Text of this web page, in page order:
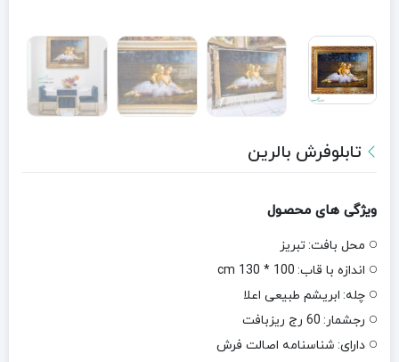
تابلوفرش بالرین
ویژگی های محصول
محل بافت:تبریز
اندازه با قاب: 100 * 130 cm
چله: ابریشم طبیعی اعلا
رجشمار: 60 رج ریزبافت
دارای: شناسنامه اصالت فرش